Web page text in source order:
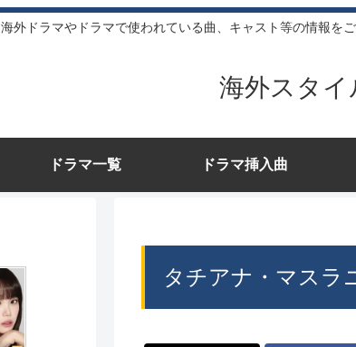
海外ドラマやドラマで使われている曲、キャスト等の情報を
海外スタイ
ドラマ一覧 ドラマ挿入曲
タチアナ・マスラ